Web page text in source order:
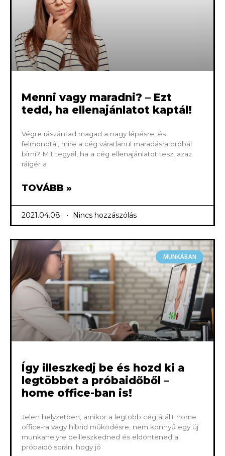
Menni vagy maradni? – Ezt
tedd, ha ellenajánlatot kaptál!
Végre rászántad magad a nagy lépésre, és
felmondtál, mire a cég váratlanul maradásra próbál
bírni? Mit tegyél, ha a cég ellenajánlatot tesz, azaz
ráígér a
TOVÁBB »
2021.04.08. Nincs hozzászólás
MUNKÁBAN
Így illeszkedj be és hozd ki a
legtöbbet a próbaidőből –
home office-ban is!
Jelen helyzetben, amikor a legtöbb cég átállt home
office-ra vagy hibrid működésre, nem könnyű egy új
munkahelyre beilleszkedned és eldöntened a
próbaidő során, hogy jó